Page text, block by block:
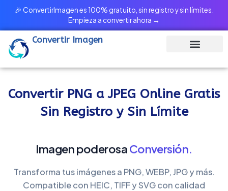
contenido
🎉 ConvertirImagen es 100% gratuito, sin registro y sin límites.
Empieza a convertir ahora →
Convertir Imagen
Convertir PNG a JPEG Online Gratis
Sin Registro y Sin Límite
Imagen poderosaConversión.
Transforma tus imágenes a PNG, WEBP, JPG y más.
Compatible con HEIC, TIFF y SVG con calidad